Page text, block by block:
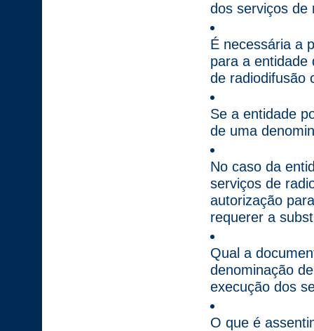
dos serviços de
É necessária a
para a entidade
de radiodifusão
Se a entidade
de uma
No caso da
serviços de
autorização
requerer a
Qual a
denominação
execução dos
O que é